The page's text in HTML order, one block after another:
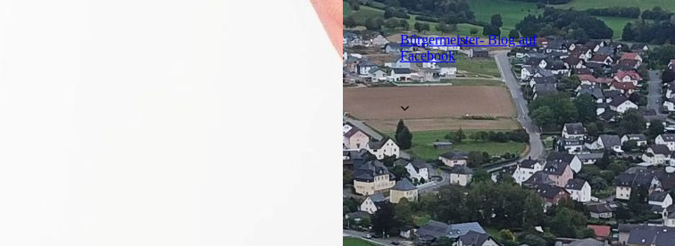
Bürgermeister- Blog auf
Facebook